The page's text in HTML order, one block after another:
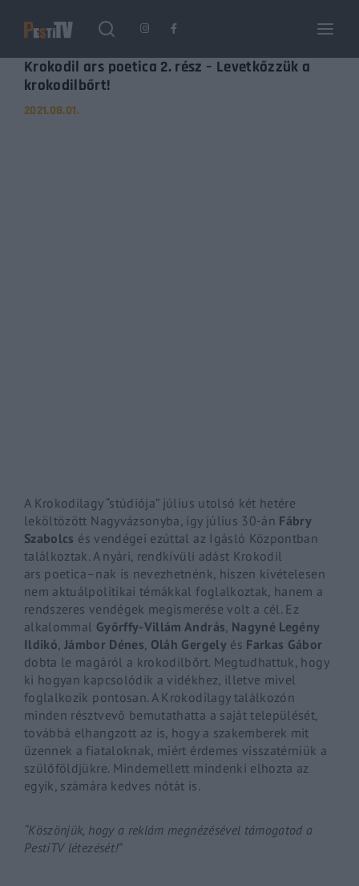
Krokodil ars poetica 2. rész – Levetkőzzük a
krokodilbőrt!
2021.08.01.
A Krokodilagy “stúdiója” július utolsó két hetére
leköltözött Nagyvázsonyba, így július 30-án Fábry
Szabolcs és vendégei ezúttal az Igásló Központban
találkoztak. A nyári, rendkívüli adást Krokodil
ars poetica–nak is nevezhetnénk, hiszen kivételesen
nem aktuálpolitikai témákkal foglalkoztak, hanem a
rendszeres vendégek megismerése volt a cél. Ez
alkalommal Győrffy-Villám András Nagyné Legény
Ildikó Jámbor Dénes Oláh Gergelyés Farkas Gábor
dobta le magáról a krokodilbőrt. Megtudhattuk, hogy
ki hogyan kapcsolódik a vidékhez, illetve mivel
foglalkozik pontosan. A Krokodilagy találkozón
minden résztvevő bemutathatta a saját települését,
továbbá elhangzott az is, hogy a szakemberek mit
üzennek a fiataloknak, miért érdemes visszatérniük a
szülőföldjükre. Mindemellett mindenki elhozta az
egyik, számára kedves nótát is.
“Köszönjük, hogy a reklám megnézésével támogatod a
PestiTV létezését!”
Login Register
Username or Email Address